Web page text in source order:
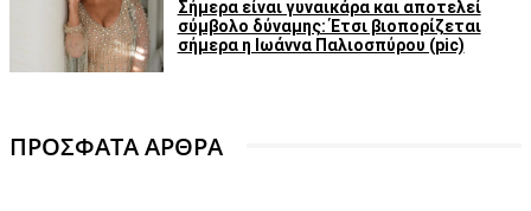
Σήμερα είναι γυναικάρα και αποτελεί
σύμβολο δύναμης: Έτσι βιοπορίζεται
σήμερα η Ιωάννα Παλιοσπύρου (pic)
ΠΡΟΣΦΑΤΑ ΑΡΘΡΑ